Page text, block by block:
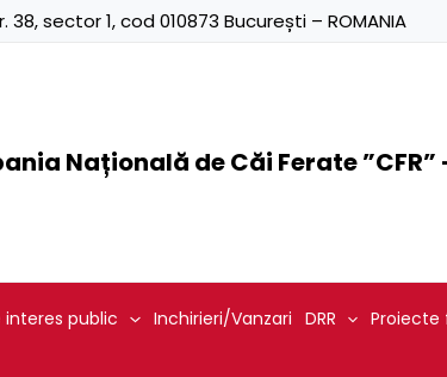
38, sector 1, cod 010873 București – ROMANIA
Națională de Căi Ferate ”CFR”
public Inchirieri/Vanzari DRR Proiecte